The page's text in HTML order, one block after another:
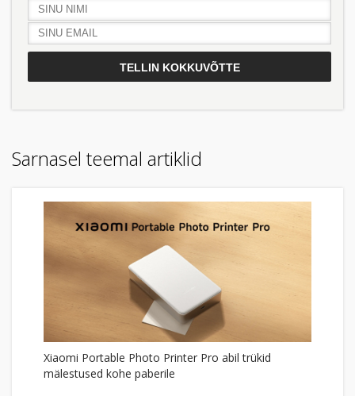
Sarnasel teemal artiklid
Xiaomi Portable Photo Printer Pro abil trükid
mälestused kohe paberile